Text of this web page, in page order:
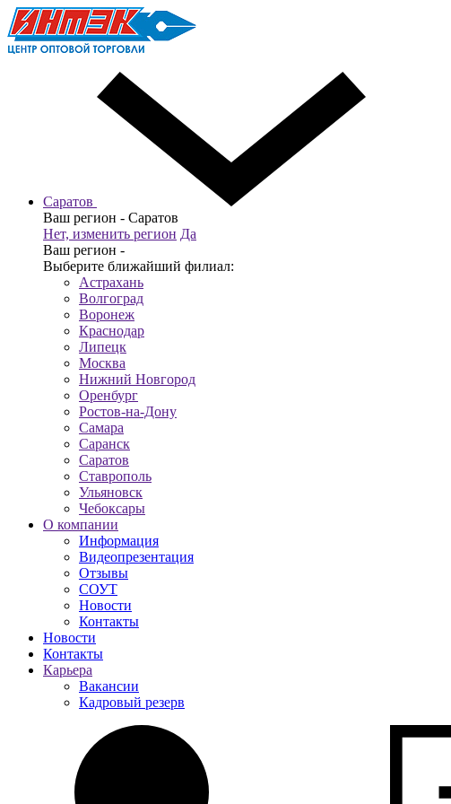
Саратов
Ваш регион - Саратов
Нет, изменить регион Да
Ваш регион -
Выберите ближайший филиал:
Астрахань
Волгоград
Воронеж
Краснодар
Липецк
Москва
Нижний Новгород
Оренбург
Ростов-на-Дону
Самара
Саранск
Саратов
Ставрополь
Ульяновск
Чебоксары
О компании
Информация
Видеопрезентация
Отзывы
СОУТ
Новости
Контакты
Новости
Контакты
Карьера
Вакансии
Кадровый резерв